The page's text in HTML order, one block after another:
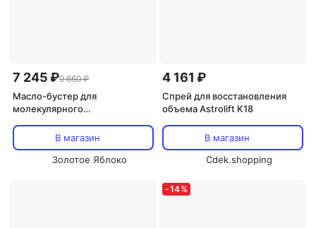
7 245 ₽9 660 ₽
Масло-бустер для
молекулярного
Molecular repair hair oil 30 мл
K18
В магазин
Золотое Яблоко
4 161 ₽
Спрей для восстановления
объема Astrolift K18
В магазин
Cdek.shopping
-14%